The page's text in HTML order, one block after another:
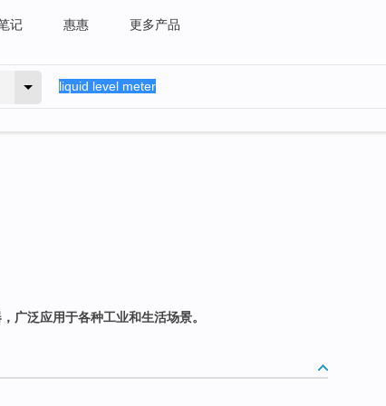
记 惠惠 更多产品
广泛应用于各种工业和生活场景。